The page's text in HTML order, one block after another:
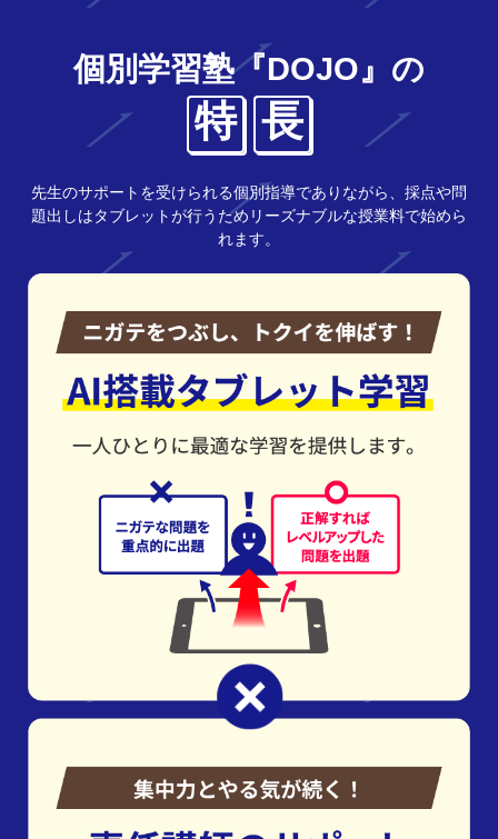
個別学習塾『DOJO』の
特 長
先生のサポートを受けられる個別指導でありながら、採点や問
題出しはタブレットが行うためリーズナブルな授業料で始めら
れます。